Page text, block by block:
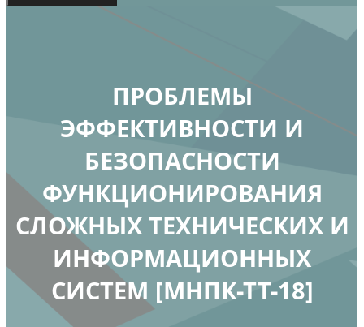
ПРОБЛЕМЫ
ЭФФЕКТИВНОСТИ И
БЕЗОПАСНОСТИ
ФУНКЦИОНИРОВАНИЯ
СЛОЖНЫХ ТЕХНИЧЕСКИХ И
ИНФОРМАЦИОННЫХ
СИСТЕМ [МНПК-ТТ-18]